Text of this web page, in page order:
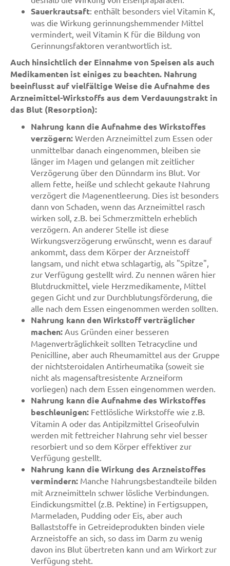
Sauerkrautsaft: enthält besonders viel Vitamin K,
was die Wirkung gerinnungshemmender Mittel
vermindert, weil Vitamin K für die Bildung von
Gerinnungsfaktoren verantwortlich ist.
Auch hinsichtlich der Einnahme von Speisen als auch
Medikamenten ist einiges zu beachten. Nahrung
beeinflusst auf vielfältige Weise die Aufnahme des
Arzneimittel-Wirkstoffs aus dem Verdauungstrakt in
das Blut (Resorption):
Nahrung kann die Aufnahme des Wirkstoffes
verzögern: Werden Arzneimittel zum Essen oder
unmittelbar danach eingenommen, bleiben sie
länger im Magen und gelangen mit zeitlicher
Verzögerung über den Dünndarm ins Blut. Vor
allem fette, heiße und schlecht gekaute Nahrung
verzögert die Magenentleerung. Dies ist besonders
dann von Schaden, wenn das Arzneimittel rasch
wirken soll, z.B. bei Schmerzmitteln erheblich
verzögern. An anderer Stelle ist diese
Wirkungsverzögerung erwünscht, wenn es darauf
ankommt, dass dem Körper der Arzneistoff
langsam, und nicht etwa schlagartig, als "Spitze",
zur Verfügung gestellt wird. Zu nennen wären hier
Blutdruckmittel, viele Herzmedikamente, Mittel
gegen Gicht und zur Durchblutungsförderung, die
alle nach dem Essen eingenommen werden sollten.
Nahrung kann den Wirkstoff verträglicher
machen: Aus Gründen einer besseren
Magenverträglichkeit sollten Tetracycline und
Penicilline, aber auch Rheumamittel aus der Gruppe
der nichtsteroidalen Antirheumatika (soweit sie
nicht als magensaftresistente Arzneiform
vorliegen) nach dem Essen eingenommen werden.
Nahrung kann die Aufnahme des Wirkstoffes
beschleunigen: Fettlösliche Wirkstoffe wie z.B.
Vitamin A oder das Antipilzmittel Griseofulvin
werden mit fettreicher Nahrung sehr viel besser
resorbiert und so dem Körper effektiver zur
Verfügung gestellt.
Nahrung kann die Wirkung des Arzneistoffes
vermindern: Manche Nahrungsbestandteile bilden
mit Arzneimitteln schwer lösliche Verbindungen.
Eindickungsmittel (z.B. Pektine) in Fertigsuppen,
Marmeladen, Pudding oder Eis, aber auch
Ballaststoffe in Getreideprodukten binden viele
Arzneistoffe an sich, so dass im Darm zu wenig
davon ins Blut übertreten kann und am Wirkort zur
Verfügung steht.